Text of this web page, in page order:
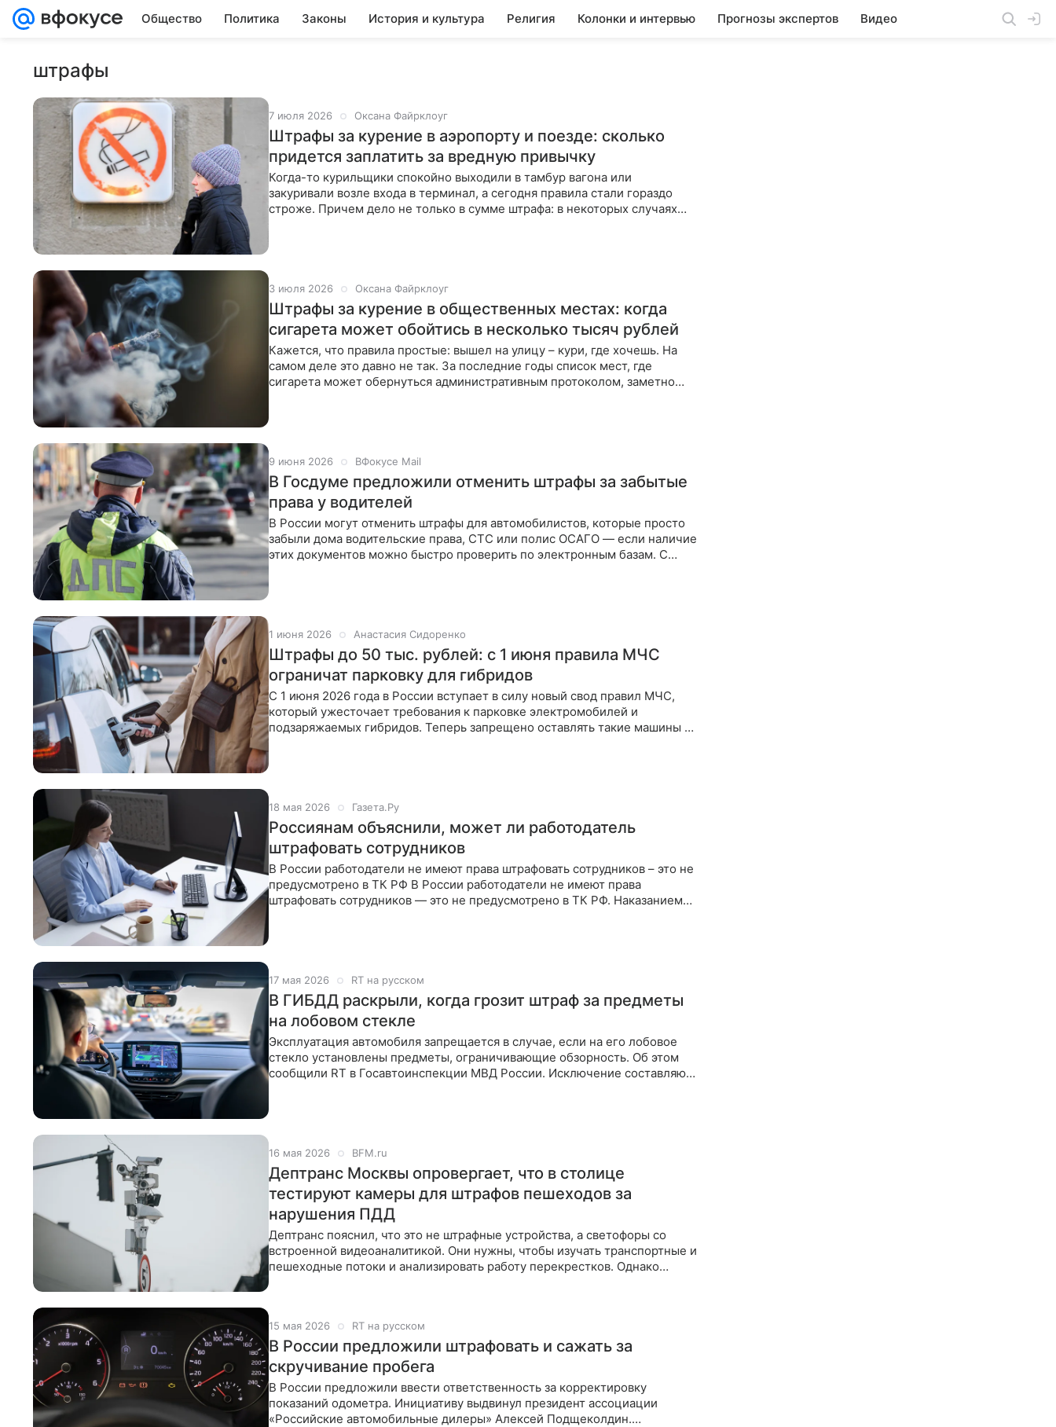
Общество Политика Законы История и культура Религия Колонки и интервью Прогнозы экспертов Видео
штрафы
7 июля 2026 Оксана Файрклоуг
Штрафы за курение в аэропорту и поезде: сколько
придется заплатить за вредную привычку
Когда-то курильщики спокойно выходили в тамбур вагона или
закуривали возле входа в терминал, а сегодня правила стали гораздо
строже. Причем дело не только в сумме штрафа: в некоторых случаях
3 июля 2026 Оксана Файрклоуг
Штрафы за курение в общественных местах: когда
сигарета может обойтись в несколько тысяч рублей
Кажется, что правила простые: вышел на улицу – кури, где хочешь. На
самом деле это давно не так. За последние годы список мест, где
сигарета может обернуться административным протоколом, заметно
9 июня 2026 ВФокусе Mail
В Госдуме предложили отменить штрафы за забытые
права у водителей
В России могут отменить штрафы для автомобилистов, которые просто
забыли дома водительские права, СТС или полис ОСАГО — если наличие
этих документов можно быстро проверить по электронным базам. С
1 июня 2026 Анастасия Сидоренко
Штрафы до 50 тыс. рублей: с 1 июня правила МЧС
ограничат парковку для гибридов
С 1 июня 2026 года в России вступает в силу новый свод правил МЧС,
который ужесточает требования к парковке электромобилей и
подзаряжаемых гибридов. Теперь запрещено оставлять такие машины на
18 мая 2026 Газета.Ру
Россиянам объяснили, может ли работодатель
штрафовать сотрудников
В России работодатели не имеют права штрафовать сотрудников – это не
предусмотрено в ТК РФ В России работодатели не имеют права
штрафовать сотрудников — это не предусмотрено в ТК РФ. Наказанием
17 мая 2026 RT на русском
В ГИБДД раскрыли, когда грозит штраф за предметы
на лобовом стекле
Эксплуатация автомобиля запрещается в случае, если на его лобовое
стекло установлены предметы, ограничивающие обзорность. Об этом
сообщили RT в Госавтоинспекции МВД России. Исключение составляют
16 мая 2026 BFM.ru
Дептранс Москвы опровергает, что в столице
тестируют камеры для штрафов пешеходов за
нарушения ПДД
Дептранс пояснил, что это не штрафные устройства, а светофоры со
встроенной видеоаналитикой. Они нужны, чтобы изучать транспортные и
пешеходные потоки и анализировать работу перекрестков. Однако
15 мая 2026 RT на русском
В России предложили штрафовать и сажать за
скручивание пробега
В России предложили ввести ответственность за корректировку
показаний одометра. Инициативу выдвинул президент ассоциации
«Российские автомобильные дилеры» Алексей Подщеколдин.